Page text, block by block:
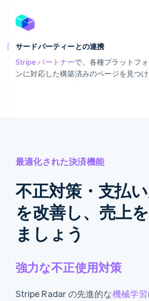
サードパーティーとの連携
Stripe パートナーで、各種プラットフ
ンに対応した構築済みのページを見つけ
最適化された決済機能
不正対策・支払
を改善し、売上
ましょう
強力な不正使用対策
Stripe Radar の先進的な機械学習